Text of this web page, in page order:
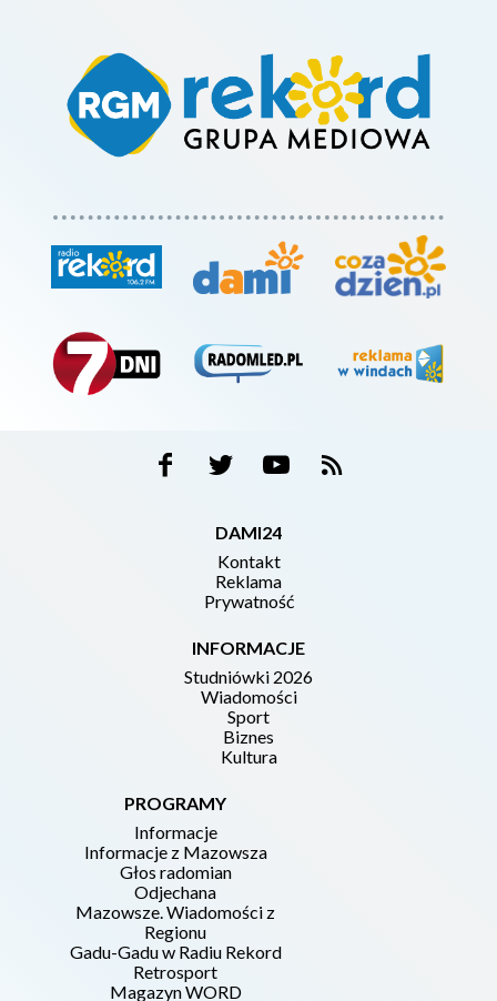
DAMI24
Kontakt
Reklama
Prywatność
INFORMACJE
Studniówki 2026
Wiadomości
Sport
Biznes
Kultura
PROGRAMY
Informacje
Informacje z Mazowsza
Głos radomian
Odjechana
Mazowsze. Wiadomości z
Regionu
Gadu-Gadu w Radiu Rekord
Retrosport
Magazyn WORD